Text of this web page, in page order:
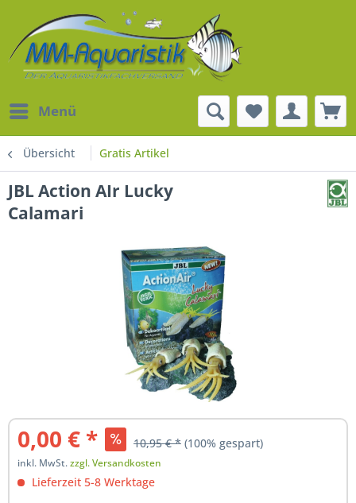
Menü
Übersicht Gratis Artikel
JBL Action AIr Lucky
Calamari
0,00 € * 10,95 € * (100% gespart)
inkl. MwSt.zzgl. Versandkosten
Lieferzeit 5-8 Werktage